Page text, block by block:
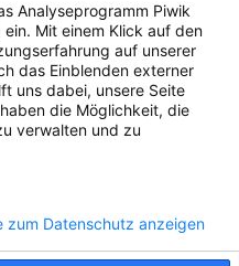
Analyseprogramm Piwik
ein. Mit einem Klick auf den
auf unserer
das Einblenden externer
uns dabei, unsere Seite
die Möglichkeit, die
verwalten und zu
zum Datenschutz anzeigen